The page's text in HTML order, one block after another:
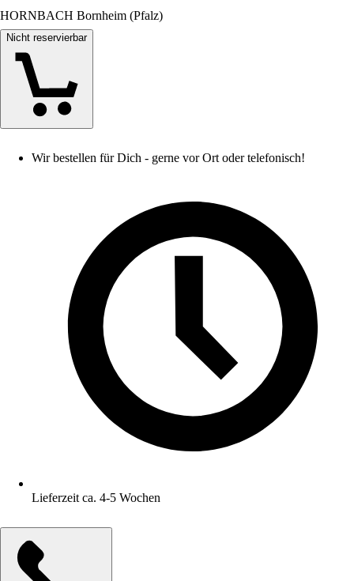
HORNBACH Bornheim (Pfalz)
Nicht reservierbar
Wir bestellen für Dich - gerne vor Ort oder telefonisch!
Lieferzeit ca. 4-5 Wochen